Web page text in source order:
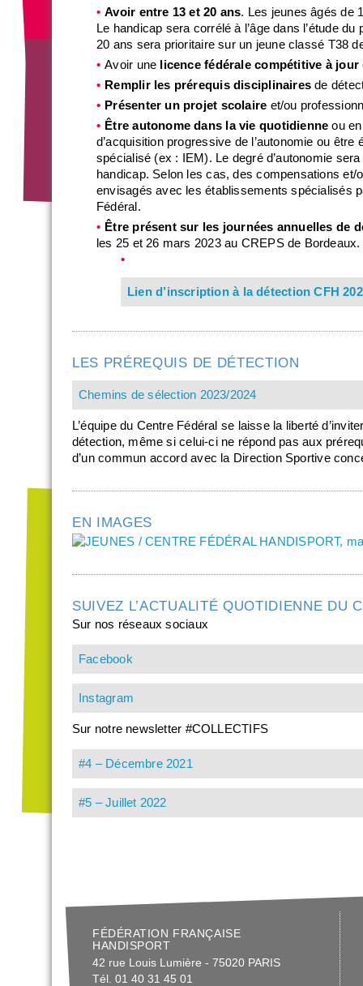
Avoir entre 13 et 20 ans. Les jeunes âgés de
Le handicap sera corrélé à l’âge dans l’étude
20 ans sera prioritaire sur un jeune classé T38
Avoir une
licence fédérale compétitive à jour
Remplir les prérequis disciplinaires de
Présenter un projet scolaire et/ou
Être autonome dans la vie quotidienne ou
d’acquisition progressive de l’autonomie ou être
spécialisé (ex : IEM). Le degré d’autonomie
handicap. Selon les cas, des compensations
envisagés avec les établissements spécialisés
Fédéral.
Être présent sur les journées annuelles de
les 25 et 26 mars 2023 au CREPS de Bordeaux.
Lien d’inscription à la détection CFH
LES PRÉREQUIS DE DÉTECTION
Chemins de sélection 2023/2024
L’équipe du Centre Fédéral se laisse la liberté
détection, même si celui-ci ne répond pas aux
d’un commun accord avec la Direction Sportive
EN IMAGES
SUIVEZ L’ACTUALITÉ QUOTIDIENNE DU
Sur nos réseaux sociaux
Facebook
Instagram
Sur notre newsletter #COLLECTIFS
#4 – Décembre 2021
#5 – Juillet 2022
FÉDÉRATION FRANÇAISE
HANDISPORT
42 rue Louis Lumière - 75020 PARIS
Tél. 01 40 31 45 01